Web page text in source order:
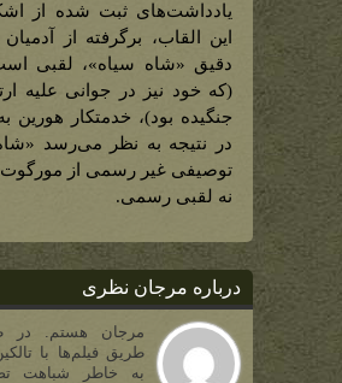
یادداشت‌های ثبت شده از
این القاب، برگرفته از
دقیق «شاه سیاه»، لقبی
(که خود نیز در جوانی علیه
جنگیده بود)، خدمتکار هورین
در نتیجه به نظر می‌رسد
توصیفی غیر رسمی از
نه لقبی رسمی.
درباره مرجان نظری
مرجان هستم. در
طریق فیلم‌ها با
به خاطر شباهت